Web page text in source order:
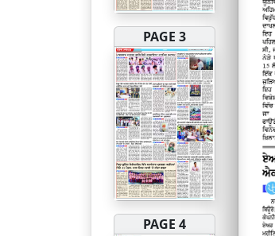
PAGE 3
PAGE 4